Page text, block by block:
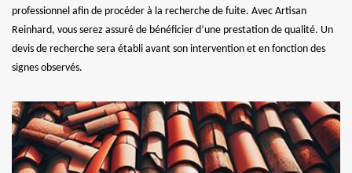
professionnel afin de procéder à la recherche de fuite. Avec Artisan
Reinhard, vous serez assuré de bénéficier d’une prestation de qualité. Un
devis de recherche sera établi avant son intervention et en fonction des
signes observés.